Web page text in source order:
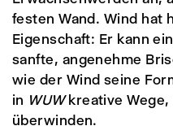
festen Wand. Wind hat
Eigenschaft: Er kann
sanfte, angenehme
wie der Wind seine
in WUWkreative Wege,
überwinden.